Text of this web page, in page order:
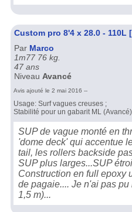
Custom pro 8'4 x 28.0 - 110L
Par Marco
1m77 76 kg.
47 ans
Niveau Avancé
Avis ajouté le 2 mai 2016 --
Usage: Surf vagues creuses ;
Stabilité pour un gabarit ML
SUP de vague monté en
'dome deck' qui accentue
tail, les rollers backside
SUP plus larges...SUP
Construction en full epoxy
de pagaie.... Je n'ai pas
1,5 m)...